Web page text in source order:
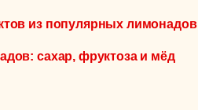
из популярных лимонадов
сахар, фруктоза и мёд